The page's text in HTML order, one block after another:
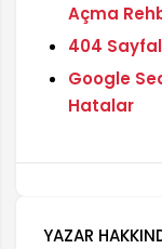
Açma
404
Google
Hatalar
YAZAR